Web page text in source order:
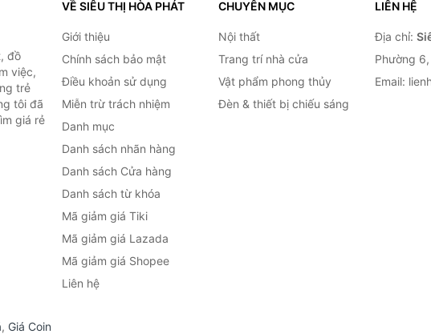
đồ
việc,
trẻ
tôi đã
giá rẻ
VỀ SIÊU THỊ HÒA PHÁT
Giới thiệu
Chính sách bảo mật
Điều khoản sử dụng
Miễn trừ trách nhiệm
Danh mục
Danh sách nhãn hàng
Danh sách Cửa hàng
Danh sách từ khóa
Mã giảm giá Tiki
Mã giảm giá Lazada
Mã giảm giá Shopee
Liên hệ
CHUYÊN MỤC
Nội thất
Trang trí nhà cửa
Vật phẩm phong thủy
Đèn & thiết bị chiếu sáng
LIÊN HỆ
Địa chỉ:
Phường
Email:
, Giá Coin